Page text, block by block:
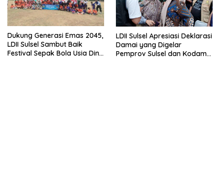
Dukung Generasi Emas 2045,
LDII Sulsel Sambut Baik
Festival Sepak Bola Usia Dini
LDII Sulsel Apresiasi Deklarasi
Damai yang Digelar
Pemprov Sulsel dan Kodam